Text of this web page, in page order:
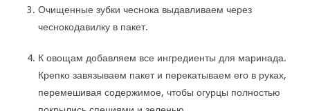
Очищенные зубки чеснока выдавливаем через
чеснокодавилку в пакет.
К овощам добавляем все ингредиенты для маринада.
Крепко завязываем пакет и перекатываем его в руках,
перемешивая содержимое, чтобы огурцы полностью